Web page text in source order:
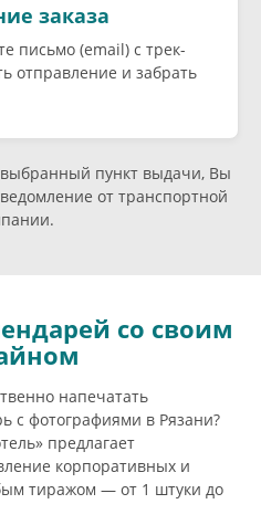
заказа
письмо (email) c трек-
отправление и забрать
выбранный пункт выдачи, Вы
от транспортной
со своим
напечатать
с фотографиями в Рязани?
предлагает
корпоративных и
тиражом — от 1 штуки до